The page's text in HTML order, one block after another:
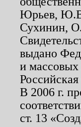
Юрьев,
Сухинин,
выдано
и массовых
В 2006 г.
ст. 13